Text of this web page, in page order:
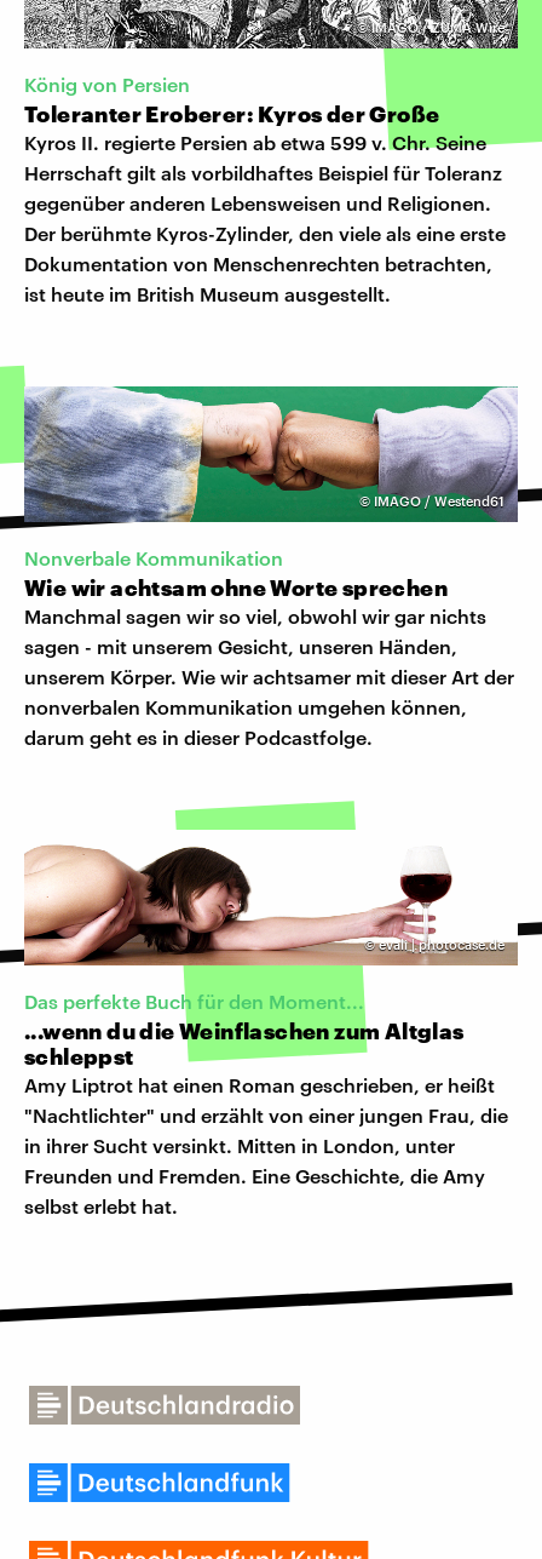
©IMAGO / ZUMA Wire
König von Persien
Toleranter Eroberer: Kyros der Große
Kyros II. regierte Persien ab etwa 599 v. Chr. Seine
Herrschaft gilt als vorbildhaftes Beispiel für Toleranz
gegenüber anderen Lebensweisen und Religionen.
Der berühmte Kyros-Zylinder, den viele als eine erste
Dokumentation von Menschenrechten betrachten,
ist heute im British Museum ausgestellt.
© IMAGO / Westend61
Nonverbale Kommunikation
Wie wir achtsam ohne Worte sprechen
Manchmal sagen wir so viel, obwohl wir gar nichts
sagen - mit unserem Gesicht, unseren Händen,
unserem Körper. Wie wir achtsamer mit dieser Art der
nonverbalen Kommunikation umgehen können,
darum geht es in dieser Podcastfolge.
©evali | photocase.de
Das perfekte Buch für den Moment...
...wenn du die Weinflaschen zum Altglas
schleppst
Amy Liptrot hat einen Roman geschrieben, er heißt
"Nachtlichter" und erzählt von einer jungen Frau, die
in ihrer Sucht versinkt. Mitten in London, unter
Freunden und Fremden. Eine Geschichte, die Amy
selbst erlebt hat.